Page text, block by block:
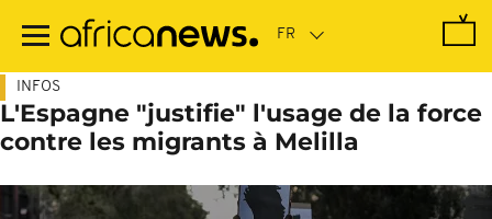
contenu
INFOS
L'Espagne "justifie" l'usage de la force
contre les migrants à Melilla